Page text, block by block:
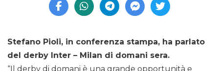
Stefano Pioli, in conferenza stampa, ha parlato
del derby Inter – Milan di domani sera.
“Il derby di domani è una grande opportunità e